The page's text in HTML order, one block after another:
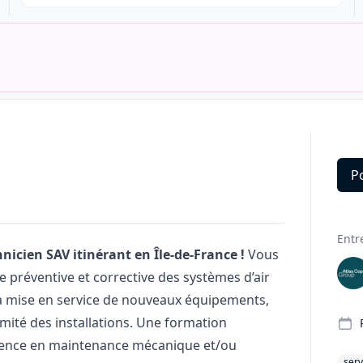
SAV itinérant en Île-de-France ! Vous
préventive et corrective des systèmes d’air
en service de nouveaux équipements,
des installations. Une formation
en maintenance mécanique et/ou